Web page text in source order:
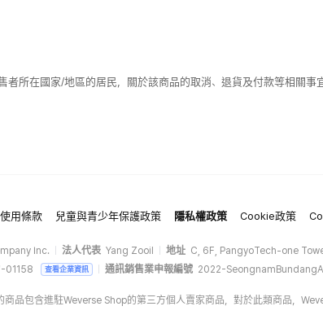
者所在國家/地區的居民，關於該商品的取消、退貨及付款等相關事
用條款 兒童與青少年保護政策 隱私權政策 Cookie政策
Inc. 法人代表 Yang Zooil 地址 C, 6F, PangyoTech-one
01158 查看企業資訊 通訊銷售業申報編號 2022-
商品包含進駐Weverse Shop的第三方個人賣家商品，對於此類商品，